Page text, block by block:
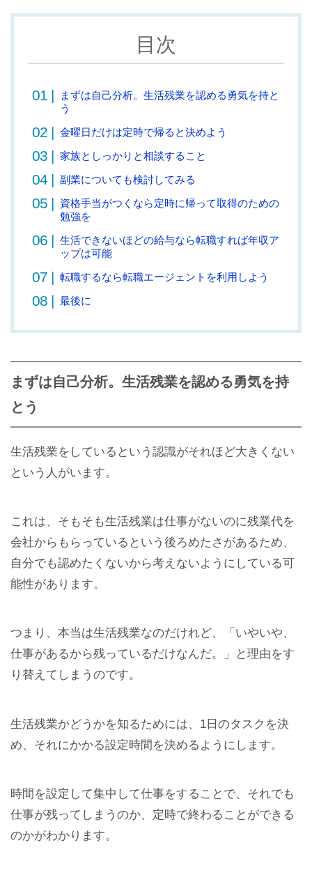
目次
まずは自己分析。生活残業を認める勇気を持と
う
金曜日だけは定時で帰ると決めよう
家族としっかりと相談すること
副業についても検討してみる
資格手当がつくなら定時に帰って取得のための
勉強を
生活できないほどの給与なら転職すれば年収ア
ップは可能
転職するなら転職エージェントを利用しよう
最後に
まずは自己分析。生活残業を認める勇気を持
とう
生活残業をしているという認識がそれほど大きくない
という人がいます。
これは、そもそも生活残業は仕事がないのに残業代を
会社からもらっているという後ろめたさがあるため、
自分でも認めたくないから考えないようにしている可
能性があります。
つまり、本当は生活残業なのだけれど、「いやいや、
仕事があるから残っているだけなんだ。」と理由をす
り替えてしまうのです。
生活残業かどうかを知るためには、1日のタスクを決
め、それにかかる設定時間を決めるようにします。
時間を設定して集中して仕事をすることで、それでも
仕事が残ってしまうのか、定時で終わることができる
のかがわかります。